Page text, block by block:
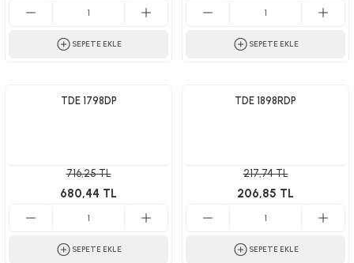
SEPETE EKLE SEPETE EKLE
TDE 1798DP
716,25 TL
680,44 TL
SEPETE EKLE
TDE 1898RDP
217,74 TL
206,85 TL
SEPETE EKLE